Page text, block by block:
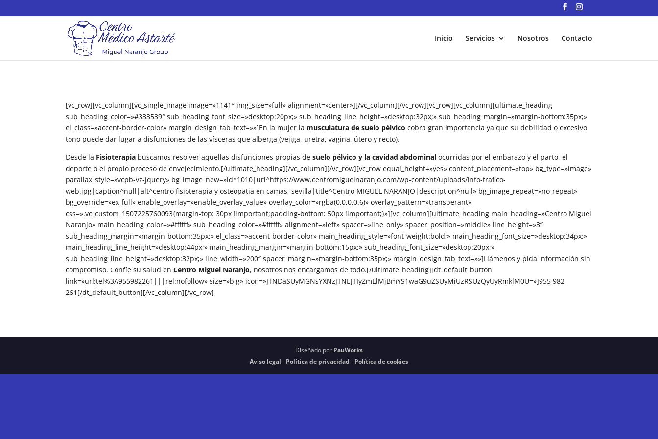
Inicio Servicios Nosotros Contacto
[vc_row][vc_column][vc_single_image image=»1141″ img_size=»full» alignment=»center»][/vc_column][/vc_row][vc_row][vc_column][ultimate_heading
sub_heading_color=»#333539″ sub_heading_font_size=»desktop:20px;» sub_heading_line_height=»desktop:32px;» sub_heading_margin=»margin-bottom:35px;»
el_class=»accent-border-color» margin_design_tab_text=»»]En la mujer la musculatura de suelo pélvico cobra gran importancia ya que su debilidad o excesivo
tono puede dar lugar a disfunciones de las vísceras que alberga (vejiga, uretra, vagina, útero y recto).
Desde la Fisioterapia buscamos resolver aquellas disfunciones propias desuelo pélvico y la cavidad abdominal ocurridas por el embarazo y el parto, el
deporte o el propio proceso de envejecimiento.[/ultimate_heading][/vc_column][/vc_row][vc_row equal_height=»yes» content_placement=»top» bg_type=»image»
parallax_style=»vcpb-vz-jquery» bg_image_new=»id^1010|url^https://www.centromiguelnaranjo.com/wp-content/uploads/info-trafico-
web.jpg|caption^null|alt^centro fisioterapia y osteopatia en camas, sevilla|title^Centro MIGUEL NARANJO|description^null» bg_image_repeat=»no-repeat»
bg_override=»ex-full» enable_overlay=»enable_overlay_value» overlay_color=»rgba(0,0,0,0.6)» overlay_pattern=»transperant»
css=».vc_custom_1507225760093{margin-top: 30px !important;padding-bottom: 50px !important;}»][vc_column][ultimate_heading main_heading=»Centro Miguel
Naranjo» main_heading_color=»#ffffff» sub_heading_color=»#ffffff» alignment=»left» spacer=»line_only» spacer_position=»middle» line_height=»3″
sub_heading_margin=»margin-bottom:35px;» el_class=»accent-border-color» main_heading_style=»font-weight:bold;» main_heading_font_size=»desktop:34px;»
main_heading_line_height=»desktop:44px;» main_heading_margin=»margin-bottom:15px;» sub_heading_font_size=»desktop:20px;»
sub_heading_line_height=»desktop:32px;» line_width=»200″ spacer_margin=»margin-bottom:35px;» margin_design_tab_text=»»]Llámenos y pida información sin
compromiso. Confíe su salud enCentro Miguel Naranjo, nosotros nos encargamos de todo.[/ultimate_heading][dt_default_button
link=»url:tel%3A955982261|||rel:nofollow» size=»big» icon=»JTNDaSUyMGNsYXNzJTNEJTIyZmElMjBmYS1waG9uZSUyMiUzRSUzQyUyRmklM0U=»]955 982
261[/dt_default_button][/vc_column][/vc_row]
Diseñado por PauWorks
Aviso legal - Política de privacidad - Política de cookies